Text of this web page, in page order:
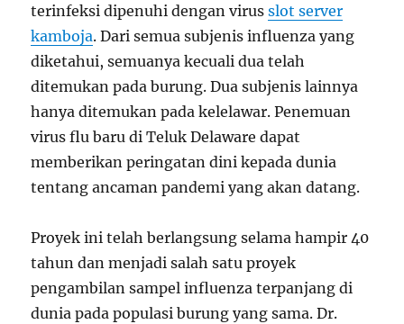
terinfeksi dipenuhi dengan virusslot server
kamboja. Dari semua subjenis influenza yang
diketahui, semuanya kecuali dua telah
ditemukan pada burung. Dua subjenis lainnya
hanya ditemukan pada kelelawar. Penemuan
virus flu baru di Teluk Delaware dapat
memberikan peringatan dini kepada dunia
tentang ancaman pandemi yang akan datang.
Proyek ini telah berlangsung selama hampir 40
tahun dan menjadi salah satu proyek
pengambilan sampel influenza terpanjang di
dunia pada populasi burung yang sama. Dr.